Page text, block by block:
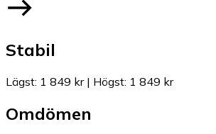
Stabil
Lägst: 1 849 kr| Högst: 1 849 kr
Omdömen